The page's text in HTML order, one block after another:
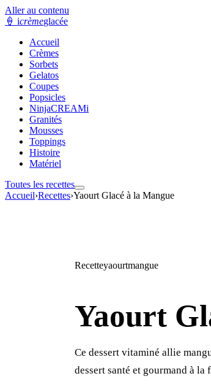
Aller au contenu
🍦 icrèmeglacée
Accueil
Crèmes
Sorbets
Gelatos
Coupes
Popsicles
NinjaCREAMi
Granités
Mousses
Toppings
Histoire
Matériel
Toutes les recettes
Accueil›Recettes›Yaourt Glacé à la Mangue
Recetteyaourtmangue
Yaourt
Ce dessert vitaminé allie
dessert santé et gourmand à la